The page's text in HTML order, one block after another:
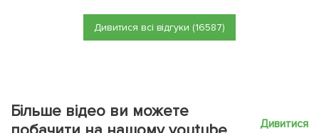
Дивитися всі відгуки (16587)
Більше відео ви можете
Дивитися